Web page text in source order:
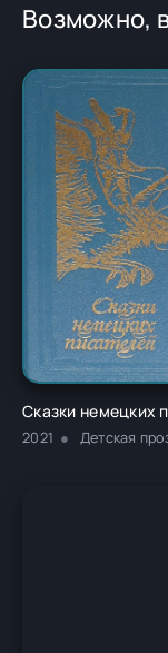
Возможно,
Сказки немецких
2021 Детская